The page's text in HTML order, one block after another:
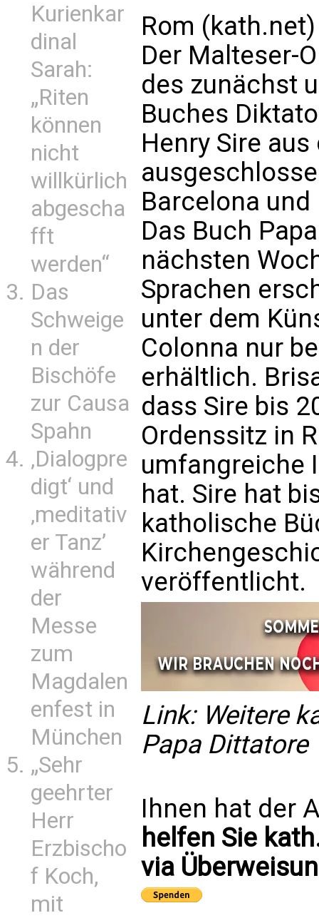
Kurienkar
dinal
Sarah:
„Riten
können
nicht
willkürlich
abgescha
fft
werden“
Das
Schweige
n der
Bischöfe
zur Causa
Spahn
‚Dialogpre
digt‘ und
‚meditativ
er Tanz’
während
der
Messe
zum
Magdalen
enfest in
München
„Sehr
geehrter
Herr
Erzbischo
f Koch,
mit
Rom (kath.net)
Der Malteser-
des zunächst
Buches
Henry Sire
Barcelona
Das Buch
nächsten
Sprachen
unter dem
Colonna nur
erhältlich.
dass Sire bis
Ordenssitz in
umfangreiche
hat. Sire hat
katholische
veröffentlicht.
Link: Weitere
Papa Dittatore
Ihnen hat der
helfen Sie
via